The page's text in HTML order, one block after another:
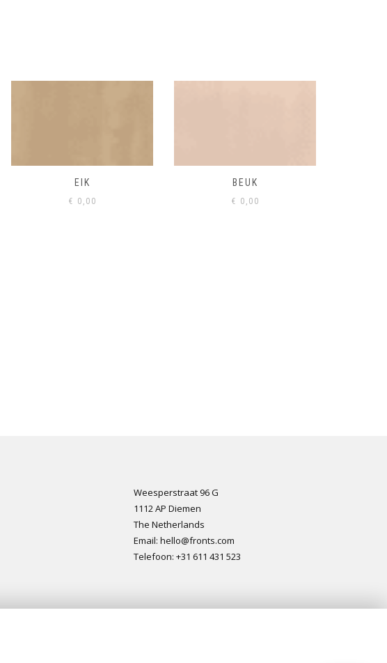
BEUK
€ 0,00
VISONE
€ 0,00
Weesperstraat 96 G
1112 AP Diemen
The Netherlands
Email: hello@fronts.com
Telefoon: +31 611 431 523